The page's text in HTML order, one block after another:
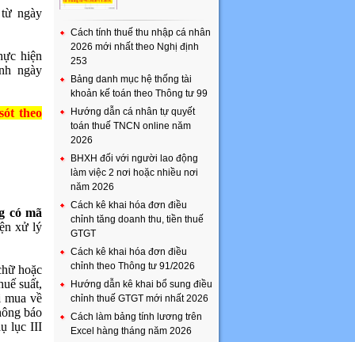
ngày
hiện
ngày
theo
có mã
xử lý
hoặc
suất,
mua về
báo
lục III
Cách tính thuế thu nhập cá nhân
2026 mới nhất theo Nghị định
253
Bảng danh mục hệ thống tài
khoản kế toán theo Thông tư 99
Hướng dẫn cá nhân tự quyết
toán thuế TNCN online năm
2026
BHXH đối với người lao động
làm việc 2 nơi hoặc nhiều nơi
năm 2026
Cách kê khai hóa đơn điều
chỉnh tăng doanh thu, tiền thuế
GTGT
Cách kê khai hóa đơn điều
chỉnh theo Thông tư 91/2026
Hướng dẫn kê khai bổ sung điều
chỉnh thuế GTGT mới nhất 2026
Cách làm bảng tính lương trên
Excel hàng tháng năm 2026